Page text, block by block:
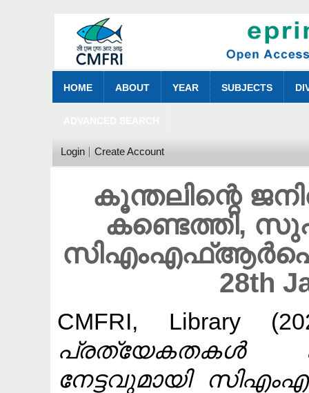
HOME ABOUT YEAR SUBJECTS
Login Create Account
കൂന്തലിന്റെ
കണ്ടെത്തി,
സിഎംഎഫ്ആർഐ
28th
CMFRI, Library
പ്രത്യേകതകൾ
നേട്ടവുമായി